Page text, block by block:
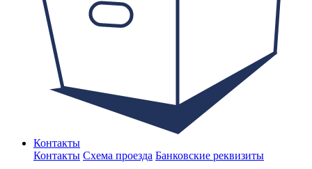
Контакты
Контакты Схема проезда Банковские реквизиты